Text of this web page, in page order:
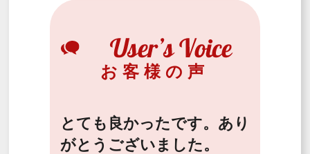
お客様の声
とても良かったです。あり
がとうございました。